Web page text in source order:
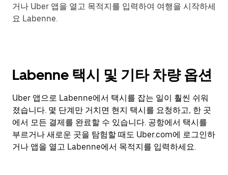
거나 Uber 앱을 열고 목적지를 입력하여 여행을 시작하세
요 Labenne.
Labenne 택시 및 기타 차량 옵션
Uber 앱으로 Labenne에서 택시를 잡는 일이 훨씬 쉬워
졌습니다. 몇 단계만 거치면 현지 택시를 요청하고, 한 곳
에서 모든 결제를 완료할 수 있습니다. 공항에서 택시를
부르거나 새로운 곳을 탐험할 때도 Uber.com에 로그인하
거나 앱을 열고 Labenne에서 목적지를 입력하세요.